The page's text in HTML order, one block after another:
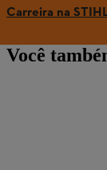
Carreira na
Você